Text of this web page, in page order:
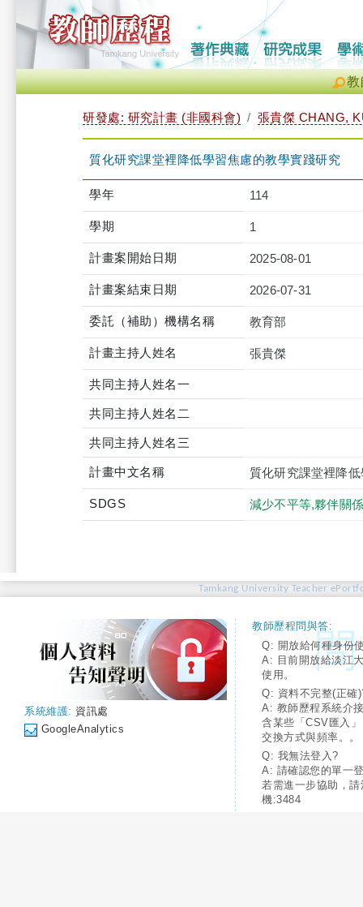
教
研發處: 研究計畫 (非國科會) 張貴傑 CHANG,
質化研究課堂裡降低學習焦慮的教學實踐研究
學年 114
學期 1
計畫案開始日期 2025-08-01
計畫案結束日期 2026-07-31
委託（補助）機構名稱 教育部
計畫主持人姓名 張貴傑
共同主持人姓名一
共同主持人姓名二
共同主持人姓名三
計畫中文名稱 質化研究課堂裡降
SDGS 減少不平等,夥伴關
Tamkang University Teacher
系統維護: 資訊處
GoogleAnalytics
教師歷程問與答:
Q: 開放給何種身份
A: 目前開放給淡江
使用。
Q: 資料不完整(正確
A: 教師歷程系統介
含某些「CSV匯入
交換方式與頻率。。
Q: 我無法登入?
A: 請確認您的單一
若需進一步協助，
機:3484